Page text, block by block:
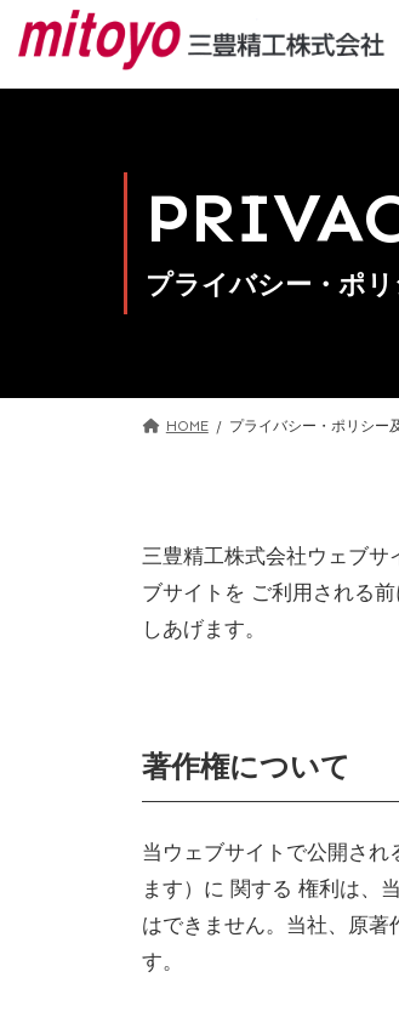
ン
ー
プライバシー・ポ
HOME プライバシー・ポリシー
三豊精工株式会社ウェブ
ブサイトを ご利用される
しあげます。
著作権について
当ウェブサイトで公開さ
ます）に 関する 権利は、
はできません。当社、原
す。